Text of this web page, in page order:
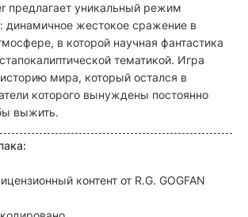
предлагает уникальный режим
динамичное жестокое сражение в
в которой научная фантастика
тематикой. Игра
мира, который остался в
которого вынуждены постоянно
выжить.
контент от R.G. GOGFAN